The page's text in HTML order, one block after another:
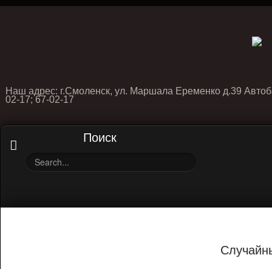
Наш адрес: г.Смоленск, ул. Маршала Еременко д.39
02-17; 67-02-17
Поиск